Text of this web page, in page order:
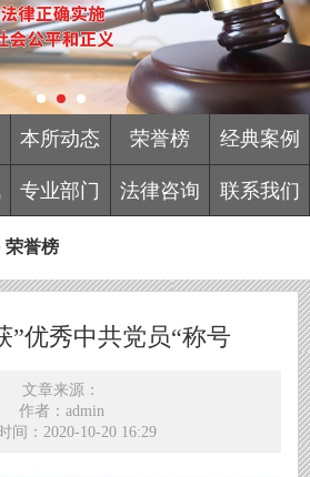
本所动态 荣誉榜 经典案例
专业部门 法律咨询 联系我们
荣誉榜
”优秀中共党员“称号
文章来源：
作者：admin
间：2020-10-20 16:29